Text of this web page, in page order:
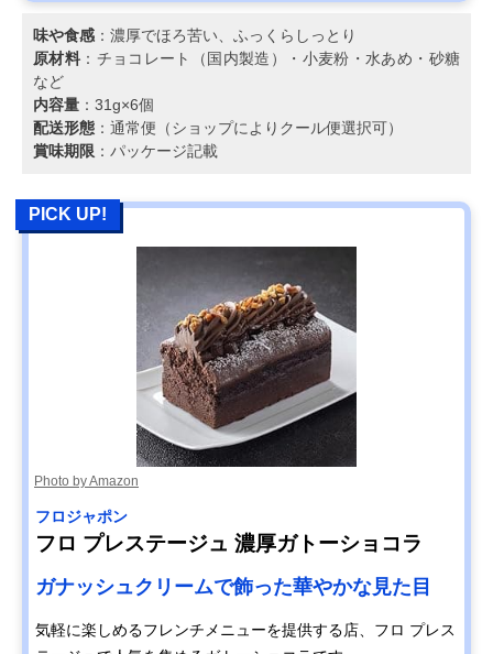
味や食感 ：濃厚でほろ苦い、ふっくらしっとり
原材料 ：チョコレート（国内製造）・小麦粉・水あめ・砂糖
など
内容量 ：31g×6個
配送形態 ：通常便（ショップによりクール便選択可）
賞味期限 ：パッケージ記載
PICK UP!
Photo by Amazon
フロジャポン
フロ プレステージュ 濃厚ガトーショコラ
ガナッシュクリームで飾った華やかな見た目
気軽に楽しめるフレンチメニューを提供する店、フロ プレス